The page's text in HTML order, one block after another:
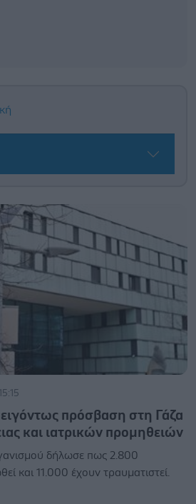
πρόσβαση στη Γάζα
και ιατρικών προμηθειών
δήλωσε πως 2.800
και 11.000 έχουν τραυματιστεί.